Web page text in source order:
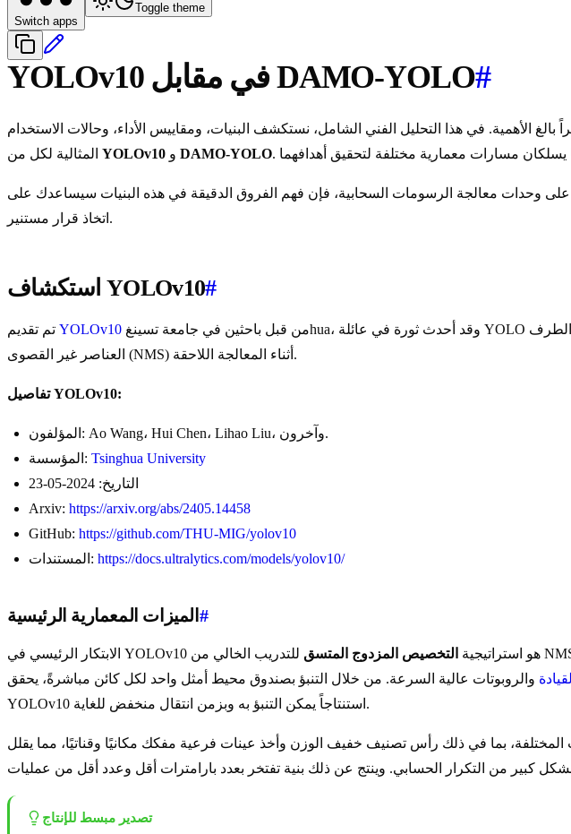
Switch apps
Toggle theme
YOLOv10 في مقابل DAMO-YOLO#
الأهمية. في هذا التحليل الفني الشامل، نستكشف البنيات، ومقاييس الأداء، وحالات الاستخدام
YOLOv10 DAMO-YOLO
وحدات معالجة الرسومات السحابية، فإن فهم الفروق الدقيقة في هذه البنيات سيساعدك على
اتخاذ قرار مستنير.
استكشاف YOLOv10#
YOLOv10
العناصر غير القصوى (NMS) أثناء المعالجة اللاحقة.
تفاصيل YOLOv10:
المؤلفون: Ao Wang، Hui Chen، Lihao Liu، وآخرون.
المؤسسة: Tsinghua University
التاريخ: 2024-05-23
Arxiv: https://arxiv.org/abs/2405.14458
GitHub: https://github.com/THU-MIG/yolov10
المستندات: https://docs.ultralytics.com/models/yolov10/
الميزات المعمارية الرئيسية #
الابتكار الرئيسي في YOLOv10 هو استراتيجية التخصيص المزدوج المتسق للتدريب الخالي من NMS. تعتمد كاشفات الأشياء التقليدية بشكل كبير على NMS لتصفية الصناديق المحيطة المتداخلة، مما يؤدي إلى
والروبوتات عالية السرعة. من خلال التنبؤ بصندوق محيط أمثل واحد لكل كائن مباشرةً، يحقق
YOLOv10 استنتاجاً يمكن التنبؤ به وبزمن انتقال منخفض للغاية.
المختلفة، بما في ذلك رأس تصنيف خفيف الوزن وأخذ عينات فرعية مفكك مكانيًا وقناتيًا، مما يقلل
تصدير مبسط للإنتاج